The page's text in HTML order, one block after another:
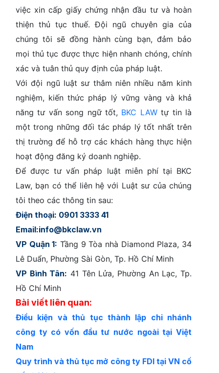
việc xin cấp giấy chứng nhận đầu tư và hoàn
thiện thủ tục thuế. Đội ngũ chuyên gia của
chúng tôi sẽ đồng hành cùng bạn, đảm bảo
mọi thủ tục được thực hiện nhanh chóng, chính
xác và tuân thủ quy định của pháp luật.
Với đội ngũ luật sư thâm niên nhiều năm kinh
nghiệm, kiến thức pháp lý vững vàng và khả
năng tư vấn song ngữ tốt, BKC LAWtự tin là
một trong những đối tác pháp lý tốt nhất trên
thị trường để hỗ trợ các khách hàng thực hiện
hoạt động đăng ký doanh nghiệp.
Để được tư vấn pháp luật miễn phí tại BKC
Law, bạn có thể liên hệ với Luật sư của chúng
tôi theo các thông tin sau:
Điện thoại: 0901 3333 41
Email:info@bkclaw.vn
VP Quận 1: Tầng 9 Tòa nhà Diamond Plaza, 34
Lê Duẩn, Phường Sài Gòn, Tp. Hồ Chí Minh
VP Bình Tân: 41 Tên Lửa, Phường An Lạc, Tp.
Hồ Chí Minh
Bài viết liên quan:
Điều kiện và thủ tục thành lập chi nhánh
công ty có vốn đầu tư nước ngoài tại Việt
Nam
Quy trình và thủ tục mở công ty FDI tại VN cố